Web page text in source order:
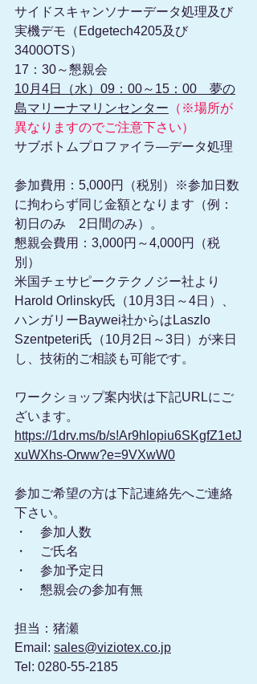
サイドスキャンソナーデータ処理及び
実機デモ（Edgetech4205及び
3400OTS）
17：30～懇親会
10月4日（水）09：00～15：00　夢の
島マリーナマリンセンター （※場所が
異なりますのでご注意下さい）
サブボトムプロファイラ―データ処理
参加費用：5,000円（税別）※参加日数
に拘わらず同じ金額となります（例：
初日のみ　2日間のみ）。
懇親会費用：3,000円～4,000円（税
別）
米国チェサピークテクノジー社より
Harold Orlinsky氏（10月3日～4日）、
ハンガリーBaywei社からはLaszlo
Szentpeteri氏（10月2日～3日）が来日
し、技術的ご相談も可能です。
ワークショップ案内状は下記URLにご
ざいます。
https://1drv.ms/b/s!Ar9hlopiu6SKgfZ1etJ
xuWXhs-Orww?e=9VXwW0
参加ご希望の方は下記連絡先へご連絡
下さい。
・　参加人数
・　ご氏名
・　参加予定日
・　懇親会の参加有無
担当：猪瀬
Email: sales@viziotex.co.jp
Tel: 0280-55-2185